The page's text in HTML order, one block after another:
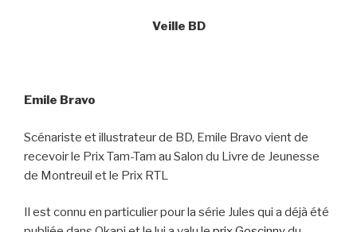
Veille BD
Emile Bravo
Scénariste et illustrateur de BD, Emile Bravo vient de
recevoir le Prix Tam-Tam au Salon du Livre de Jeunesse
de Montreuil et le Prix RTL
Il est connu en particulier pour la série Jules qui a déjà été